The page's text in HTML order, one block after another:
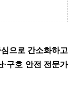
으로 간소화하고
·구호 안전 전문가